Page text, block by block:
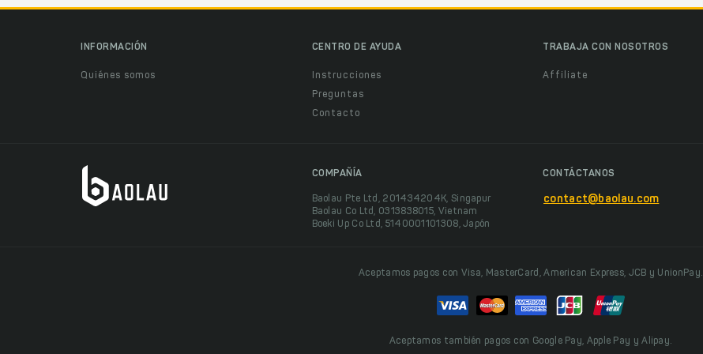
INFORMACIÓN
Quiénes somos
CENTRO DE AYUDA
Instrucciones
Preguntas
Contacto
TRABAJA CON NOSOTROS
Affiliate
COMPAÑÍA
Baolau Pte Ltd, 201434204K, Singapur
Baolau Co Ltd, 0313838015, Vietnam
Boeki Up Co Ltd, 5140001101308, Japón
CONTÁCTANOS
contact@baolau.com
Aceptamos pagos con Visa, MasterCard, American Express, JCB y UnionPay.
Aceptamos también pagos con Google Pay, Apple Pay y Alipay.